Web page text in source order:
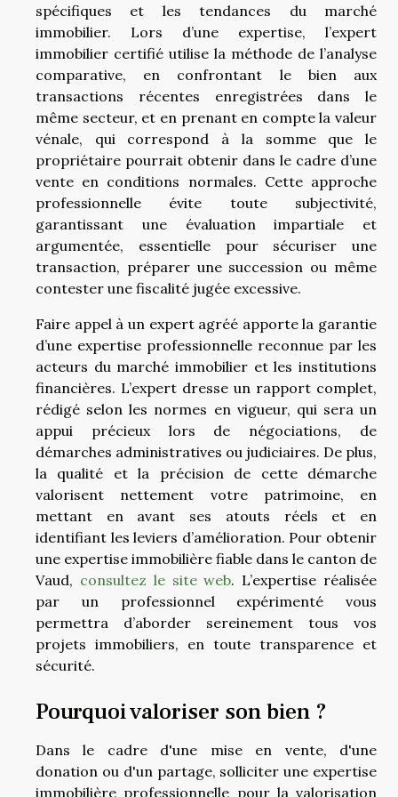
spécifiques et les tendances du marché
immobilier. Lors d’une expertise, l’expert
immobilier certifié utilise la méthode de l’analyse
comparative, en confrontant le bien aux
transactions récentes enregistrées dans le
même secteur, et en prenant en compte la valeur
vénale, qui correspond à la somme que le
propriétaire pourrait obtenir dans le cadre d’une
vente en conditions normales. Cette approche
professionnelle évite toute subjectivité,
garantissant une évaluation impartiale et
argumentée, essentielle pour sécuriser une
transaction, préparer une succession ou même
contester une fiscalité jugée excessive.
Faire appel à un expert agréé apporte la garantie
d’une expertise professionnelle reconnue par les
acteurs du marché immobilier et les institutions
financières. L’expert dresse un rapport complet,
rédigé selon les normes en vigueur, qui sera un
appui précieux lors de négociations, de
démarches administratives ou judiciaires. De plus,
la qualité et la précision de cette démarche
valorisent nettement votre patrimoine, en
mettant en avant ses atouts réels et en
identifiant les leviers d’amélioration. Pour obtenir
une expertise immobilière fiable dans le canton de
Vaud, consultez le site web. L’expertise réalisée
par un professionnel expérimenté vous
permettra d’aborder sereinement tous vos
projets immobiliers, en toute transparence et
sécurité.
Pourquoi valoriser son bien ?
Dans le cadre d'une mise en vente, d'une
donation ou d'un partage, solliciter une expertise
immobilière professionnelle pour la valorisation